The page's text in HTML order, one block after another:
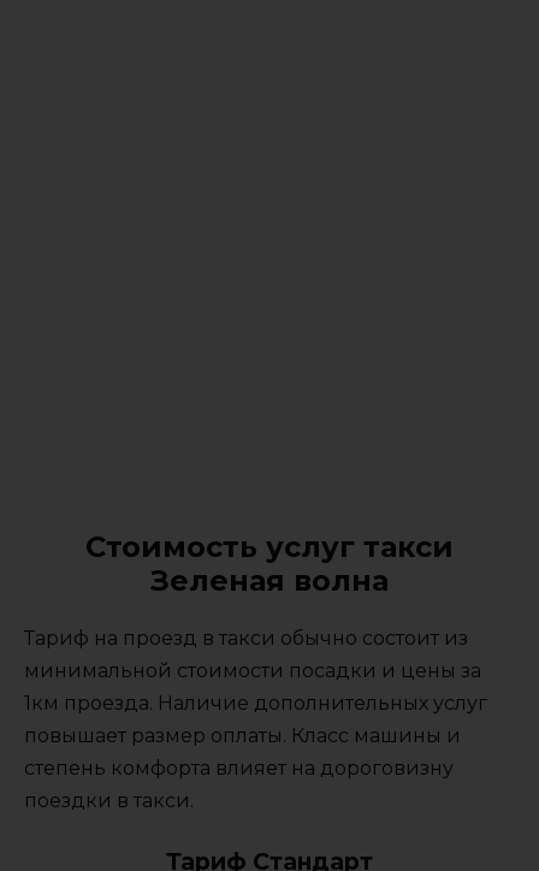
Стоимость услуг такси
Зеленая волна
Тариф на проезд в такси обычно состоит из
минимальной стоимости посадки и цены за
1км проезда. Наличие дополнительных услуг
повышает размер оплаты. Класс машины и
степень комфорта влияет на дороговизну
поездки в такси.
Тариф Стандарт